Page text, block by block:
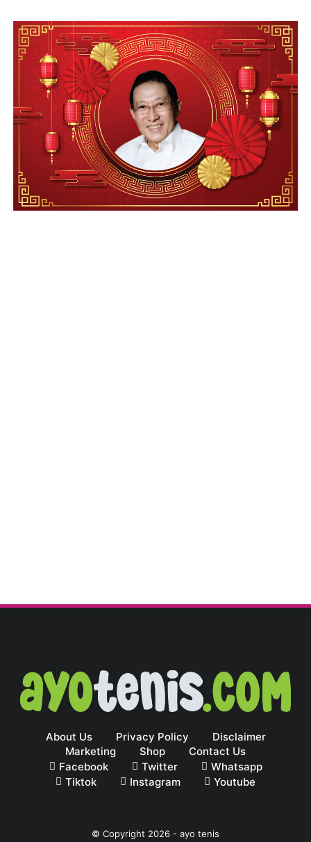
About Us Privacy Policy
Disclaimer
Marketing
Shop
Contact Us
Facebook
Twitter
Whatsapp
Tiktok
Instagram Youtube
© Copyright 2026 - ayo tenis